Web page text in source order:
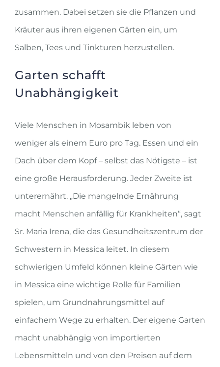
zusammen. Dabei setzen sie die Pflanzen und
Kräuter aus ihren eigenen Gärten ein, um
Salben, Tees und Tinkturen herzustellen.
Garten schafft
Unabhängigkeit
Viele Menschen in Mosambik leben von
weniger als einem Euro pro Tag. Essen und ein
Dach über dem Kopf – selbst das Nötigste – ist
eine große Herausforderung. Jeder Zweite ist
unterernährt. „Die mangelnde Ernährung
macht Menschen anfällig für Krankheiten“, sagt
Sr. Maria Irena, die das Gesundheitszentrum der
Schwestern in Messica leitet. In diesem
schwierigen Umfeld können kleine Gärten wie
in Messica eine wichtige Rolle für Familien
spielen, um Grundnahrungsmittel auf
einfachem Wege zu erhalten. Der eigene Garten
macht unabhängig von importierten
Lebensmitteln und von den Preisen auf dem